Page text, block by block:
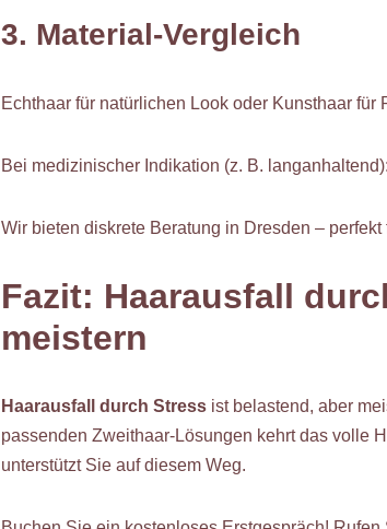
3. Material-Vergleich
Echthaar für natürlichen Look oder Kunsthaar für
Bei medizinischer Indikation (z. B. langanhaltend):
Wir bieten diskrete Beratung in Dresden –
Fazit: Haarausfall
meistern
Haarausfall durch Stressist belastend, aber
passenden Zweithaar-Lösungen kehrt das volle
unterstützt Sie auf diesem Weg.